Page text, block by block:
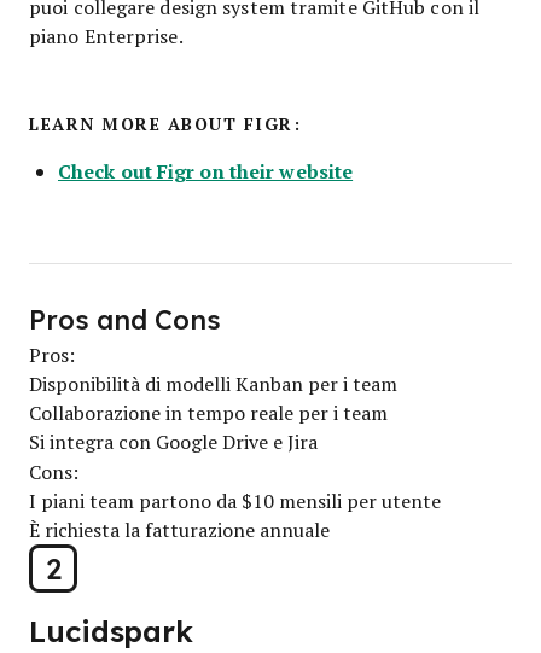
puoi collegare design system tramite GitHub con il
piano Enterprise.
LEARN MORE ABOUT FIGR:
Check out Figr on their website
2
Lucidspark
Pros and Cons
Pros:
Disponibilità di modelli Kanban per i team
Collaborazione in tempo reale per i team
Si integra con Google Drive e Jira
Cons:
I piani team partono da $10 mensili per utente
È richiesta la fatturazione annuale